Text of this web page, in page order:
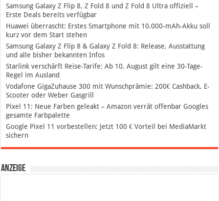
Samsung Galaxy Z Flip 8, Z Fold 8 und Z Fold 8 Ultra offiziell –
Erste Deals bereits verfügbar
Huawei überrascht: Erstes Smartphone mit 10.000-mAh-Akku soll
kurz vor dem Start stehen
Samsung Galaxy Z Flip 8 & Galaxy Z Fold 8: Release, Ausstattung
und alle bisher bekannten Infos
Starlink verschärft Reise-Tarife: Ab 10. August gilt eine 30-Tage-
Regel im Ausland
Vodafone GigaZuhause 300 mit Wunschprämie: 200€ Cashback, E-
Scooter oder Weber Gasgrill
Pixel 11: Neue Farben geleakt – Amazon verrät offenbar Googles
gesamte Farbpalette
Google Pixel 11 vorbestellen: Jetzt 100 € Vorteil bei MediaMarkt
sichern
Anzeige